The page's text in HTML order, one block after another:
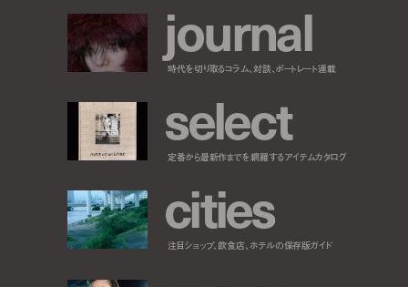
journal
時代を切り取るコラム、対談、ポートレート連載
select
定番から最新作までを網羅するアイテムカタログ
cities
注目ショップ、飲食店、ホテルの保存版ガイド